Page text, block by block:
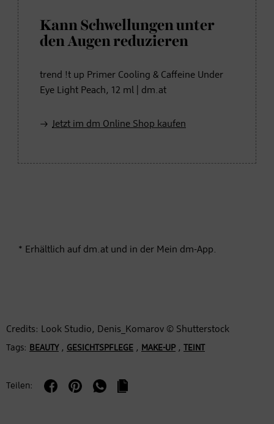
Kann Schwellungen unter
den Augen reduzieren
trend !t up Primer Cooling & Caffeine Under
Eye Light Peach, 12 ml | dm.at
Jetzt im dm Online Shop kaufen
* Erhältlich auf dm.at und in der Mein dm-App.
Credits: Look Studio, Denis_Komarov © Shutterstock
Tags: BEAUTY, GESICHTSPFLEGE , MAKE-UP , TEINT
Teilen: